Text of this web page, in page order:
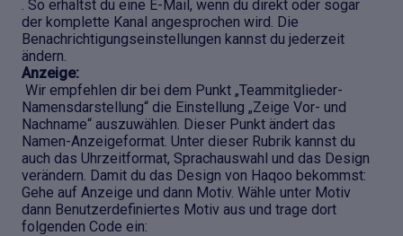
. So erhältst du eine E-Mail, wenn du direkt oder sogar
der komplette Kanal angesprochen wird. Die
Benachrichtigungseinstellungen kannst du jederzeit
ändern.
Anzeige:
Wir empfehlen dir bei dem Punkt „Teammitglieder-
Namensdarstellung“ die Einstellung „Zeige Vor- und
Nachname“ auszuwählen. Dieser Punkt ändert das
Namen-Anzeigeformat. Unter dieser Rubrik kannst du
auch das Uhrzeitformat, Sprachauswahl und das Design
verändern. Damit du das Design von Haqoo bekommst:
Gehe auf Anzeige und dann Motiv. Wähle unter Motiv
dann Benutzerdefiniertes Motiv aus und trage dort
folgenden Code ein: